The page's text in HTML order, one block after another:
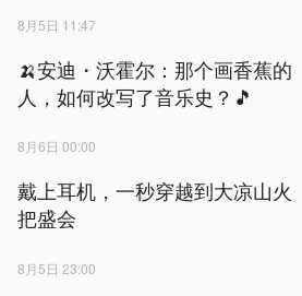
8月5日 11:47
🍌安迪・沃霍尔：那个画香蕉的
人，如何改写了音乐史？🎵
8月6日 00:00
戴上耳机，一秒穿越到大凉山火
把盛会
8月5日 23:00